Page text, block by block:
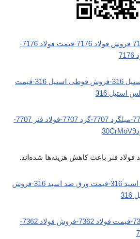
مطالعه بیشتر: فولاد 7176-فروش فولاد 7176-قیمت فولاد 7176-
مطالعه بیشتر: قوطی استیل 316-فروش قوطی استیل 316-قیمت
مطالعه بیشتر: فولاد 7707-میلگرد 7707-گرد 7707-فولاد فنر 7707-
فولاد فنر باعث کاهش هزینه‌ها شده‌اند.
مطالعه بیشتر: ورق ضد اسید 316-قیمت ورق ضد اسید 316-فروش
مطالعه بیشتر: فولاد 7362-قیمت فولاد 7362-فروش فولاد 7362-